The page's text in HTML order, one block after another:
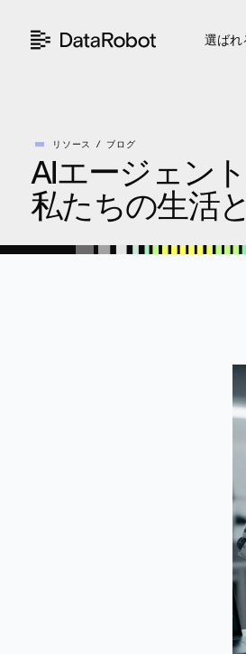
選ばれ
リソース ブログ
AIエージェン
私たちの生活